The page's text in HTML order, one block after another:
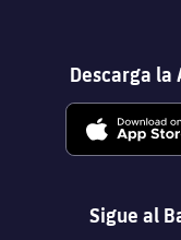
Descarga la
Sigue al